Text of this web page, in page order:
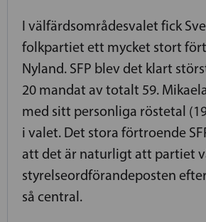
I välfärdsområdesvalet fick
folkpartiet ett mycket stort
Nyland. SFP blev det klart
20 mandat av totalt 59.
med sitt personliga röstetal
i valet. Det stora förtroende
att det är naturligt att partiet
styrelseordförandeposten
så central.